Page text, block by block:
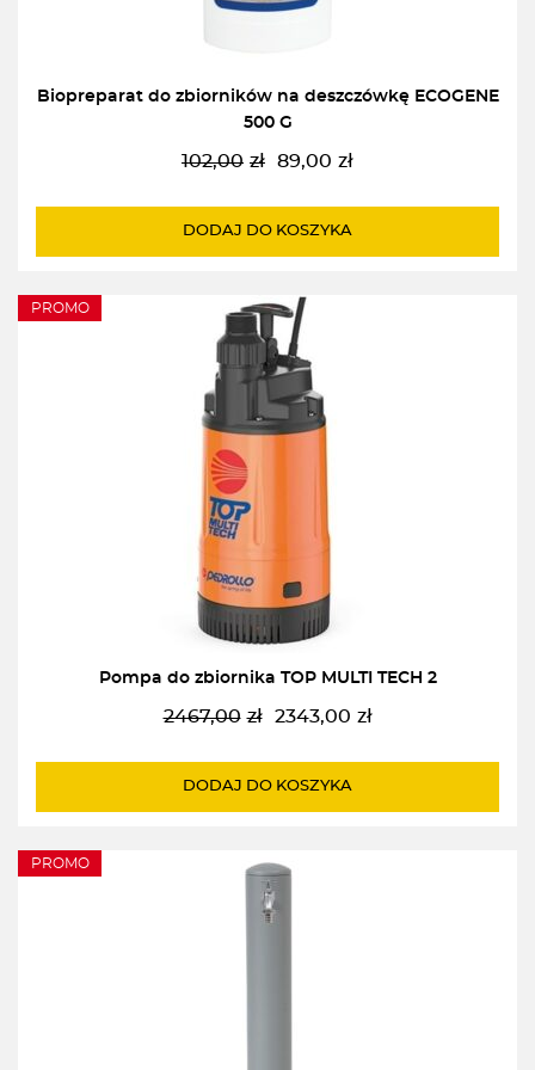
Biopreparat do zbiorników na deszczówkę ECOGENE
500 G
102,00 zł
Pierwotna
wynosiła:
89,00 zł
Aktualna
wynosi:
DODAJ DO KOSZYKA
PROMO
Pompa do zbiornika TOP MULTI TECH 2
2467,00 zł
Pierwotna
wynosiła:
2343,00 zł
Aktualna
wynosi:
DODAJ DO KOSZYKA
PROMO